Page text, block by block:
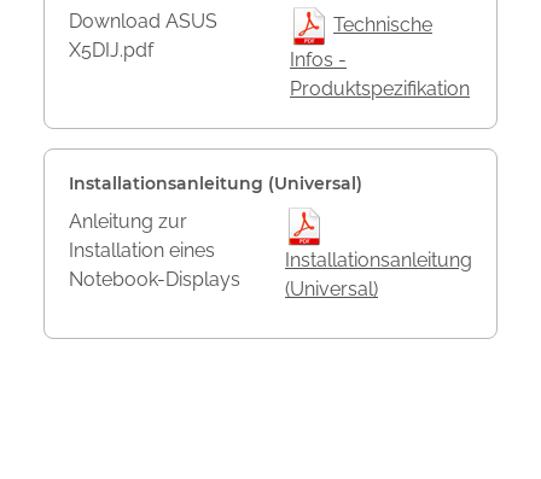
Download ASUS
X5DIJ.pdf
Technische
Infos -
Produktspezifikation
Installationsanleitung (Universal)
Anleitung zur
Installation eines
Notebook-Displays
Installationsanleitung
(Universal)